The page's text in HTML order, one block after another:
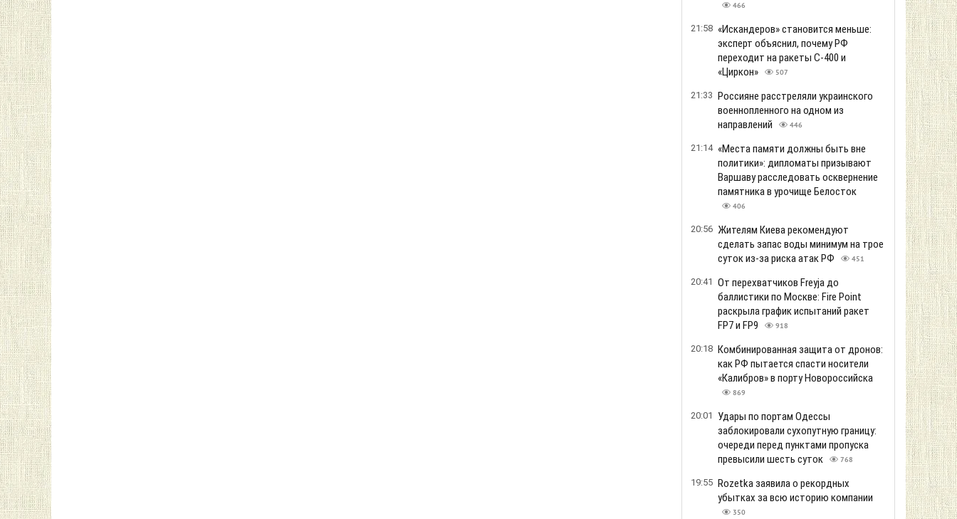
466
21:58 «Искандеров» становится меньше:
эксперт объяснил, почему РФ
переходит на ракеты С-400 и
«Циркон»
507
21:33 Россияне расстреляли украинского
военнопленного на одном из
направлений
446
21:14 «Места памяти должны быть вне
политики»: дипломаты призывают
Варшаву расследовать осквернение
памятника в урочище Белосток
406
20:56 Жителям Киева рекомендуют
сделать запас воды минимум на трое
суток из-за риска атак РФ
451
20:41 От перехватчиков Freyja до
баллистики по Москве: Fire Point
раскрыла график испытаний ракет
FP7 и FP9
918
20:18 Комбинированная защита от дронов:
как РФ пытается спасти носители
«Калибров» в порту Новороссийска
869
20:01
Удары по портам Одессы
заблокировали сухопутную границу:
очереди перед пунктами пропуска
превысили шесть суток
768
19:55 Rozetka заявила о рекордных
убытках за всю историю компании
350